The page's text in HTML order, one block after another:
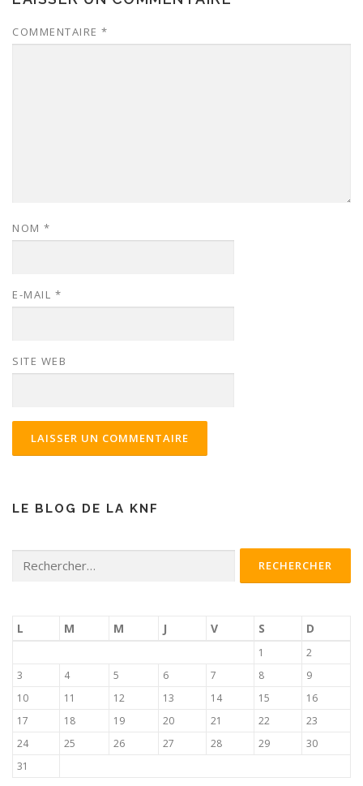
COMMENTAIRE *
NOM *
E-MAIL *
SITE WEB
LE BLOG DE LA KNF
L M M J V S D
1
2
3
4 5 6 7 8
9
10
11 12 13 14 15
16
17
18 19 20 21 22
23
24
25 26 27 28 29
30
31